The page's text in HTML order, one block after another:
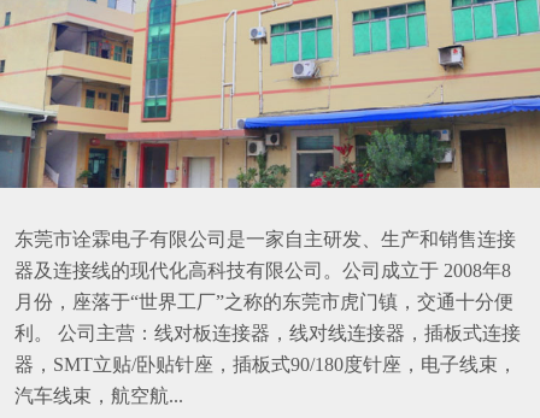
东莞市诠霖电子有限公司是一家自主研发、生产和销售连接
器及连接线的现代化高科技有限公司。公司成立于 2008年8
月份，座落于“世界工厂”之称的东莞市虎门镇，交通十分便
利。 公司主营：线对板连接器，线对线连接器，插板式连接
器，SMT立贴/卧贴针座，插板式90/180度针座，电子线束，
汽车线束，航空航...